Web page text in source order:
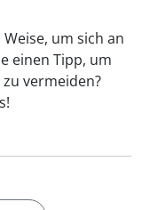
um sich an
einen Tipp, um
vermeiden?